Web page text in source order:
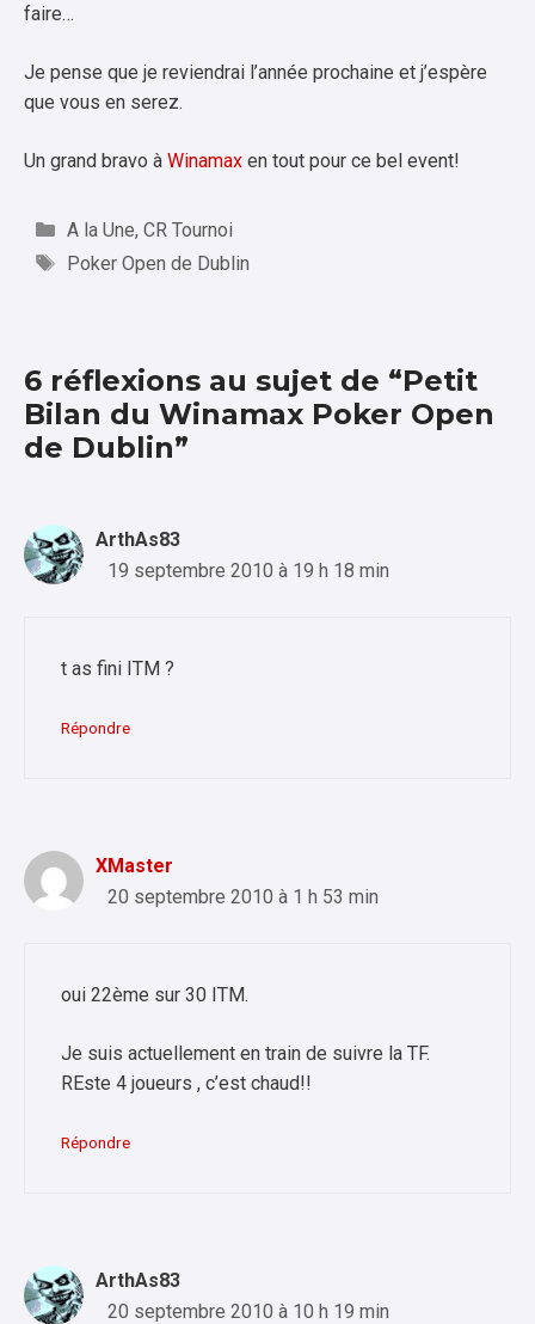
faire…
Je pense que je reviendrai l’année prochaine et j’espère
que vous en serez.
Un grand bravo à Winamax en tout pour ce bel event!
Catégories
A la Une, CR Tournoi
Étiquettes
Poker Open de Dublin
6 réflexions au sujet de “Petit
Bilan du Winamax Poker Open
de Dublin”
ArthAs83
19 septembre 2010 à 19 h 18 min
t as fini ITM ?
Répondre
XMaster
20 septembre 2010 à 1 h 53 min
oui 22ème sur 30 ITM.
Je suis actuellement en train de suivre la TF.
REste 4 joueurs , c’est chaud!!
Répondre
ArthAs83
20 septembre 2010 à 10 h 19 min